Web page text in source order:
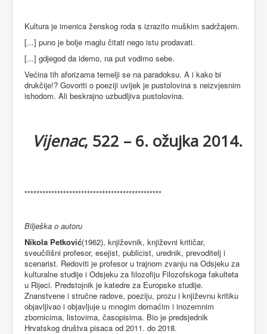
Kultura je imenica ženskog roda s izrazito muškim sadržajem.
[...] puno je bolje maglu čitati nego istu prodavati.
[...] gdjegod da idemo, na put vodimo sebe.
Većina tih aforizama temelji se na paradoksu. A i kako bi
drukčije!? Govoriti o poeziji uvijek je pustolovina s neizvjesnim
ishodom. Ali beskrajno uzbudljiva pustolovina.
Vijenac, 522 – 6. ožujka 2014.
**********************************************
Bilješka o autoru
Nikola Petković(1962), književnik, književni kritičar,
sveučilišni profesor, esejist, publicist, urednik, prevoditelj i
scenarist. Redoviti je profesor u trajnom zvanju na Odsjeku za
kulturalne studije i Odsjeku za filozofiju Filozofskoga fakulteta
u Rijeci. Predstojnik je katedre za Europske studije.
Znanstvene i stručne radove, poeziju, prozu i književnu kritiku
objavljivao i objavljuje u mnogim domaćim i inozemnim
zbornicima, listovima, časopisima. Bio je predsjednik
Hrvatskog društva pisaca od 2011. do 2018.